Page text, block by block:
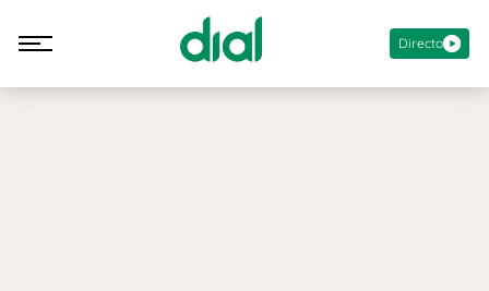
Directo